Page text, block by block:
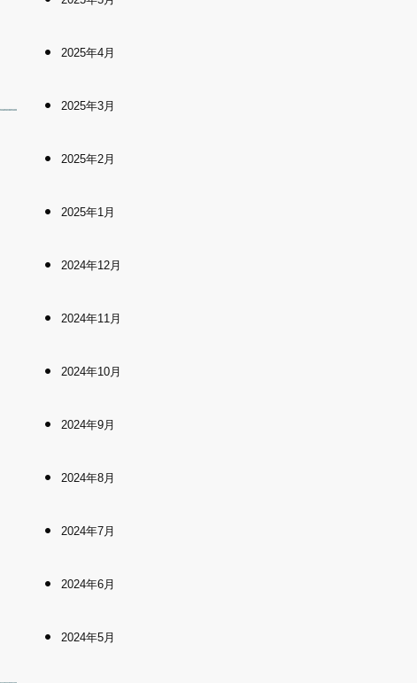
2025年4月
2025年3月
2025年2月
2025年1月
2024年12月
2024年11月
2024年10月
2024年9月
2024年8月
2024年7月
2024年6月
2024年5月